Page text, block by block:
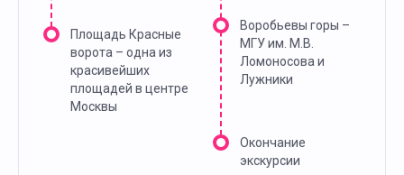
Площадь Красные
ворота – одна из
красивейших
площадей в центре
Москвы
Воробьевы горы –
МГУ им. М.В.
Ломоносова и
Лужники
Окончание
экскурсии